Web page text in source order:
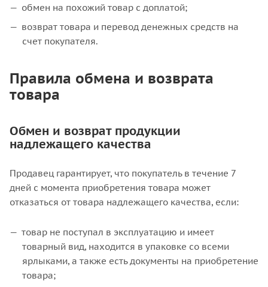
обмен на похожий товар с доплатой;
возврат товара и перевод денежных средств на
счет покупателя.
Правила обмена и возврата
товара
Обмен и возврат продукции
надлежащего качества
Продавец гарантирует, что покупатель в течение 7
дней с момента приобретения товара может
отказаться от товара надлежащего качества, если:
товар не поступал в эксплуатацию и имеет
товарный вид, находится в упаковке со всеми
ярлыками, а также есть документы на приобретение
товара;